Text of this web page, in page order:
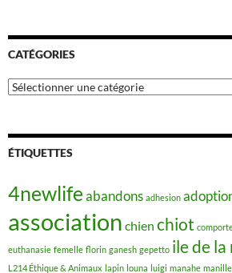
CATÉGORIES
Catégories
ÉTIQUETTES
4newlifeabandons adhesion
association chien chiot
euthanasie femelle florin ganesh gepetto ile de
L214 Éthique & Animaux lapin louna luigi manahe manille